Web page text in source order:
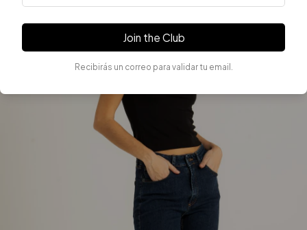
Join the Club
Recibirás un correo para validar tu email.